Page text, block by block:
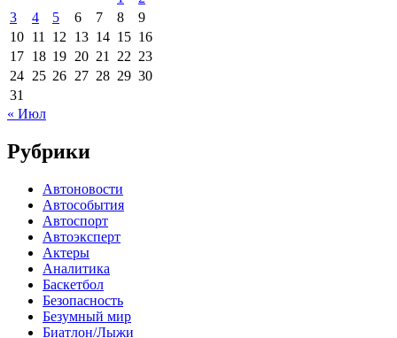
3
4 5 6 7 8
9
10 11 12 13 14 15 16
17 18 19 20 21 22 23
24 25 26 27 28 29 30
31
« Июл
Рубрики
Автоновости
Автособытия
Автоспорт
Автоэксперт
Актеры
Аналитика
Баскетбол
Безопасность
Безумный мир
Биатлон/Лыжи